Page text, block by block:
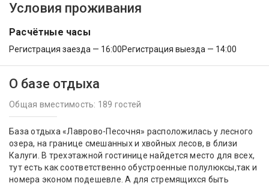
Условия проживания
Расчётные часы
Регистрация заезда — 16:00Регистрация выезда — 14:00
О базе отдыха
Общая вместимость: 189 гостей
База отдыха «Лаврово-Песочня» расположилась у лесного
озера, на границе смешанных и хвойных лесов, в близи
Калуги. В трехэтажной гостинице найдется место для всех,
тут есть как соответственно обустроенные полулюксы,так и
номера эконом подешевле. А для стремящихся быть